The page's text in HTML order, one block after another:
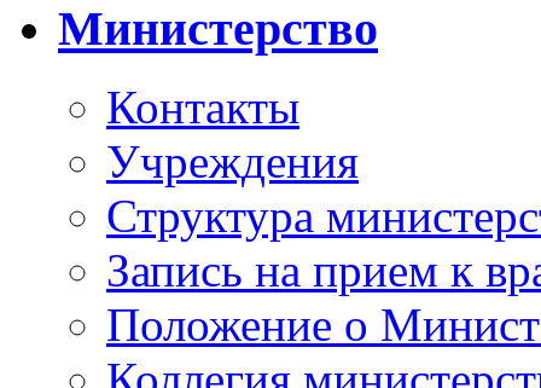
Министерство
Контакты
Учреждения
Структура
Запись на прием к
Положение о